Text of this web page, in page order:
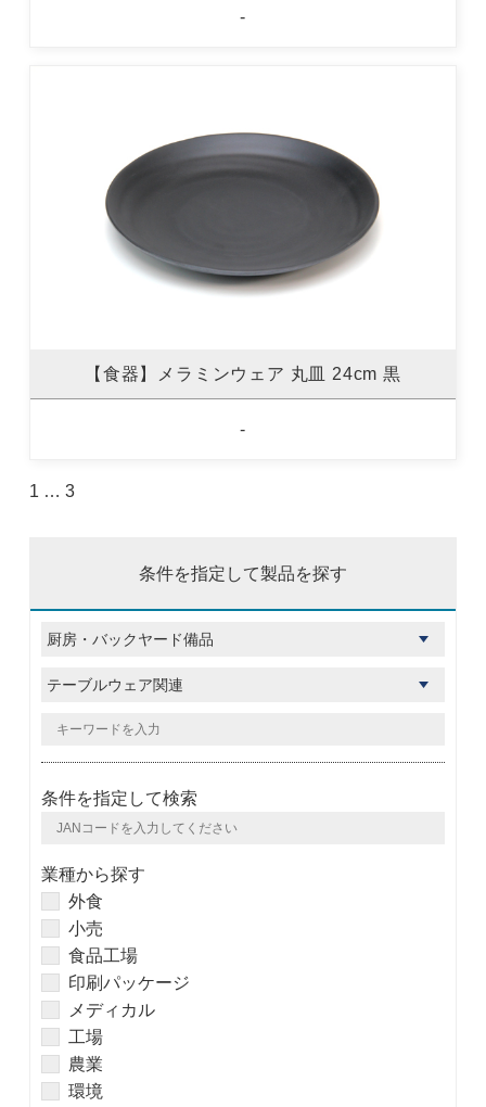
-
【食器】メラミンウェア 丸皿 24cm 黒
-
1 … 3
条件を指定して製品を探す
条件を指定して検索
業種から探す
外食
小売
食品工場
印刷パッケージ
メディカル
工場
農業
環境